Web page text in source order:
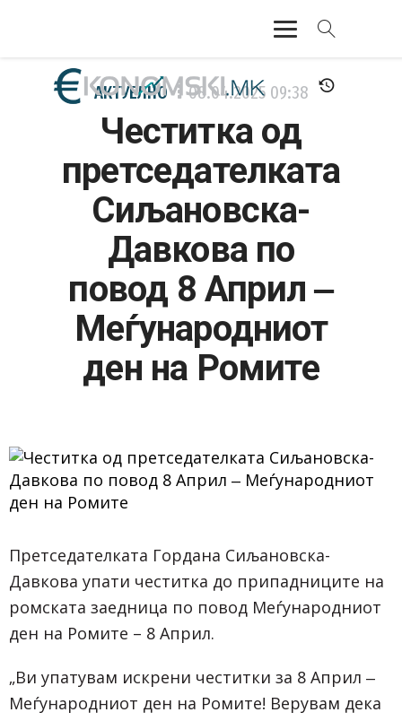
АКТУЕЛНО
ЕКОНОМИЈА
ФИНАНСИИ
БАНКАРСТВО
ЖИВОТ
МОЗАИК
АКТУЕЛНО 08.04.2025 09:38
Честитка од
претседателката
Сиљановска-
Давкова по
повод 8 Април ‒
Меѓународниот
ден на Ромите
Претседателката Гордана Сиљановска-
Давкова упати честитка до припадниците на
ромската заедница по повод Меѓународниот
ден на Ромите – 8 Април.
„Ви упатувам искрени честитки за 8 Април ‒
Меѓународниот ден на Ромите! Верувам дека